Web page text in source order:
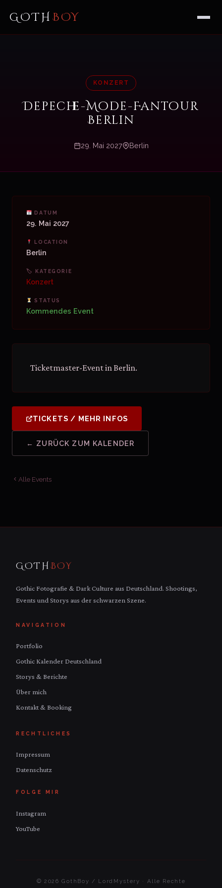
GOTH BOY
KONZERT
Depeche-Mode-Fantour
Berlin
29. Mai 2027 Berlin
DATUM
29. Mai 2027
LOCATION
Berlin
🏷 KATEGORIE
Konzert
STATUS
Kommendes Event
Ticketmaster-Event in Berlin.
TICKETS / MEHR INFOS
← ZURÜCK ZUM KALENDER
Alle Events
GOTH BOY
Gothic Fotografie & Dark Culture aus Deutschland. Shootings,
Events und Storys aus der schwarzen Szene.
NAVIGATION
Portfolio
Gothic Kalender Deutschland
Storys & Berichte
Über mich
Kontakt & Booking
RECHTLICHES
Impressum
Datenschutz
FOLGE MIR
Instagram
YouTube
© 2026 GothBoy / LordMystery · Alle Rechte